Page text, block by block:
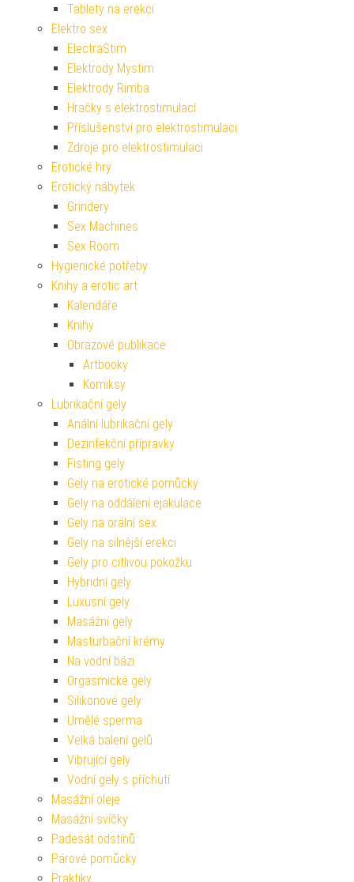
Tablety na erekci
Elektro sex
ElectraStim
Elektrody Mystim
Elektrody Rimba
Hračky s elektrostimulací
Příslušenství pro elektrostimulaci
Zdroje pro elektrostimulaci
Erotické hry
Erotický nábytek
Grindery
Sex Machines
Sex Room
Hygienické potřeby
Knihy a erotic art
Kalendáře
Knihy
Obrazové publikace
Artbooky
Komiksy
Lubrikační gely
Anální lubrikační gely
Dezinfekční přípravky
Fisting gely
Gely na erotické pomůcky
Gely na oddálení ejakulace
Gely na orální sex
Gely na silnější erekci
Gely pro citlivou pokožku
Hybridní gely
Luxusní gely
Masážní gely
Masturbační krémy
Na vodní bázi
Orgasmické gely
Silikonové gely
Umělé sperma
Velká balení gelů
Vibrující gely
Vodní gely s příchutí
Masážní oleje
Masážní svíčky
Padesát odstínů
Párové pomůcky
Praktiky